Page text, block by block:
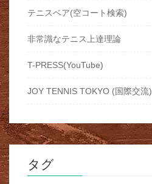
テニスベア(空コート検索)
非常識なテニス上達理論
T-PRESS(YouTube)
JOY TENNIS TOKYO (国際交流)
タグ